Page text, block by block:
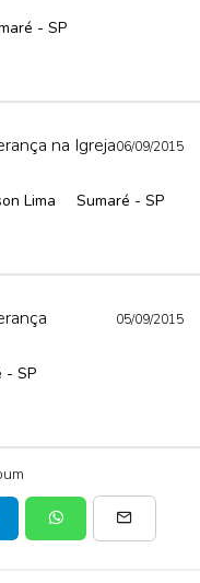
- SP
na Igreja06/09/2015
Lima Sumaré - SP
05/09/2015
- SP